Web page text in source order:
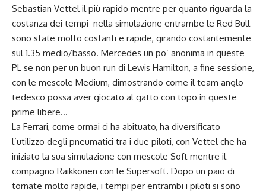
Sebastian Vettel il più rapido mentre per quanto riguarda la
costanza dei tempi nella simulazione entrambe le Red Bull
sono state molto costanti e rapide, girando costantemente
sul 1.35 medio/basso. Mercedes un po’ anonima in queste
PL se non per un buon run di Lewis Hamilton, a fine sessione,
con le mescole Medium, dimostrando come il team anglo-
tedesco possa aver giocato al gatto con topo in queste
prime libere…
La Ferrari, come ormai ci ha abituato, ha diversificato
l’utilizzo degli pneumatici tra i due piloti, con Vettel che ha
iniziato la sua simulazione con mescole Soft mentre il
compagno Raikkonen con le Supersoft. Dopo un paio di
tornate molto rapide, i tempi per entrambi i piloti si sono